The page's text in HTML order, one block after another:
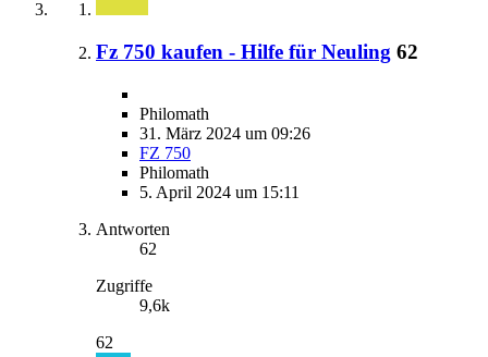
Fz 750 kaufen - Hilfe für Neuling 62
Philomath
31. März 2024 um 09:26
FZ 750
Philomath
5. April 2024 um 15:11
Antworten
62
Zugriffe
9,6k
62